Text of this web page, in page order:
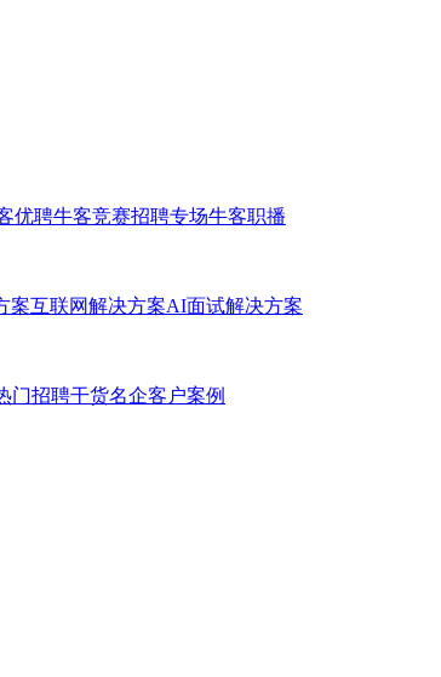
优聘牛客竞赛招聘专场牛客职播
案互联网解决方案AI面试解决方案
门招聘干货名企客户案例